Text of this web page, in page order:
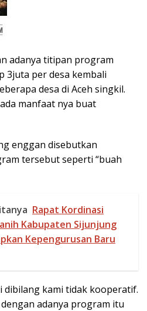
adanya titipan program
3juta per desa kembali
desa di Aceh singkil.
manfaat nya buat
enggan disebutkan
tersebut seperti “buah
Rapat Kordinasi
Kabupaten Sijunjung
Kepengurusan Baru
dibilang kami tidak kooperatif.
adanya program itu